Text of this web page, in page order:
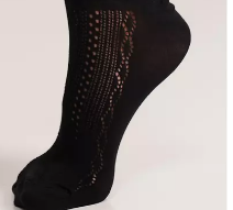
Велосипедки с высокой
талией TRACKS 01
(черный) Giulia
549 грн.